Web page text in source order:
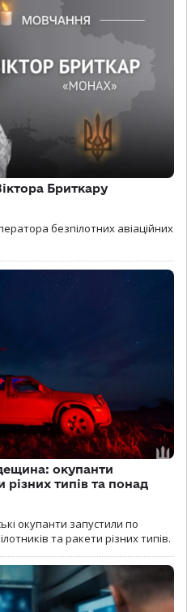
Бриткару
безпілотних авіаційних
окупанти
різних типів та понад
окупанти запустили по
та ракети різних типів.